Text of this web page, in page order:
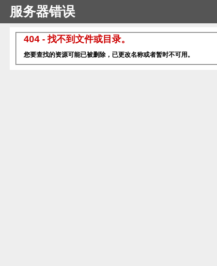
服务器错误
404 - 找不到文件或目录。
您要查找的资源可能已被删除，已更改名称或者暂时不可用。